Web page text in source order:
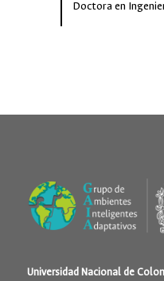
Doctora en
Universidad Nacional de